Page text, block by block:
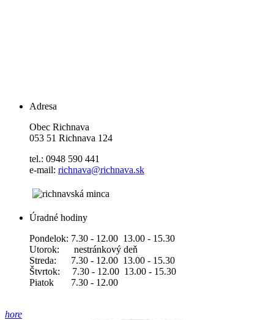
Adresa
Obec Richnava
053 51 Richnava 124
tel.: 0948 590 441
e-mail: richnava@richnava.sk
Úradné hodiny
Pondelok: 7.30 - 12.00 13.00 - 15.30
Utorok: nestránkový deň
Streda: 7.30 - 12.00 13.00 - 15.30
Štvrtok: 7.30 - 12.00 13.00 - 15.30
Piatok 7.30 - 12.00
hore